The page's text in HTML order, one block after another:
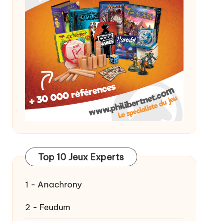
Top 10 Jeux Experts
1 - Anachrony
2 - Feudum